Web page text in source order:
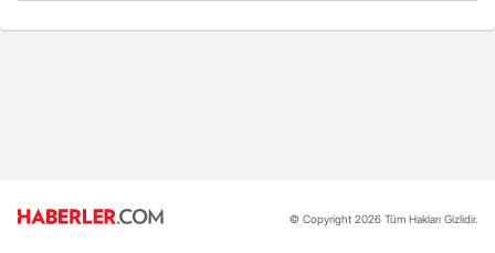
© Copyright 2026 Tüm Hakları Gizlidir.